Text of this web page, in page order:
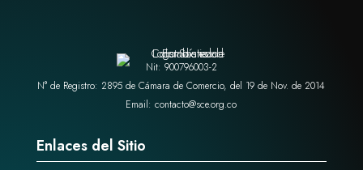
Nit: 900796003-2
N° de Registro: 2895 de Cámara de Comercio, del 19 de Nov. de 2014
Email: contacto@sce.org.co
Enlaces del Sitio